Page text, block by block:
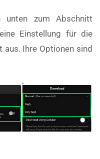
zum Abschnitt
Einstellung für die
aus. Ihre Optionen sind